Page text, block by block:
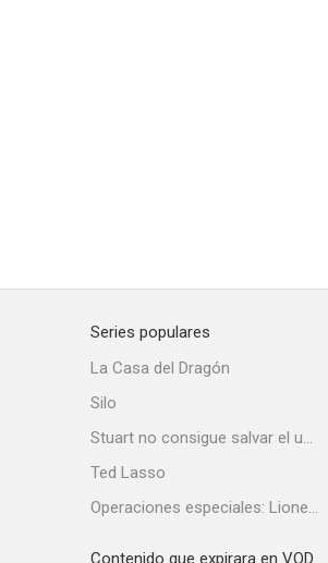
Series populares
La Casa del Dragón
Silo
Stuart no consigue salvar el universo
Ted Lasso
Operaciones especiales: Lioness
Contenido que expirara en VOD